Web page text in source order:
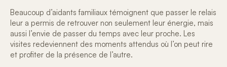
Beaucoup d’aidants familiaux témoignent que passer le relais
leur a permis de retrouver non seulement leur énergie, mais
aussi l’envie de passer du temps avec leur proche. Les
visites redeviennent des moments attendus où l’on peut rire
et profiter de la présence de l’autre.